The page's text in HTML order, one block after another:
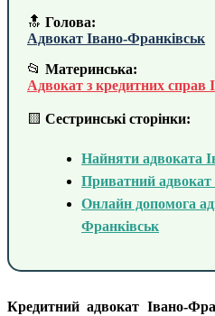
🔝 Голова:
Адвокат Івано-Франківськ
📂 Материнська:
Адвокат з кредитних справ
🟨 Сестринські сторінки:
Найняти адвоката
Приватний адвокат
Онлайн допомога
Франківськ
Кредитний адвокат Івано-